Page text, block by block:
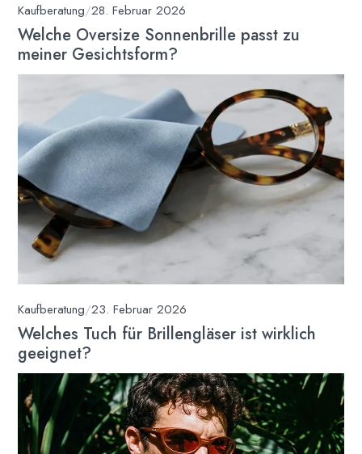
Kaufberatung/28. Februar 2026
Welche Oversize Sonnenbrille passt zu
meiner Gesichtsform?
Kaufberatung/23. Februar 2026
Welches Tuch für Brillengläser ist wirklich
geeignet?